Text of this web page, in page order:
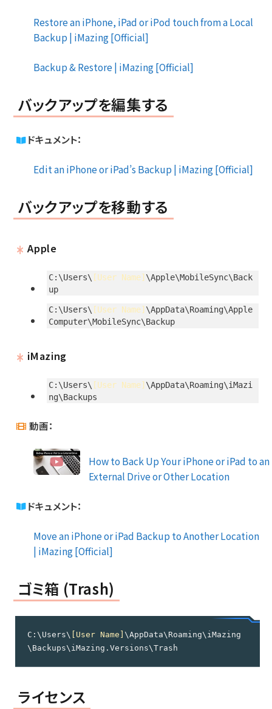
Restore an iPhone, iPad or iPod touch from a Local
Backup | iMazing [Official]
Backup & Restore | iMazing [Official]
バックアップを編集する
ドキュメント：
Edit an iPhone or iPad’s Backup | iMazing [Official]
バックアップを移動する
Apple
C:\Users\ [User Name] \Apple\MobileSync\Back
up
C:\Users\ [User Name] \AppData\Roaming\Apple
Computer\MobileSync\Backup
iMazing
C:\Users\ [User Name] \AppData\Roaming\iMazi
ng\Backups
動画：
How to Back Up Your iPhone or iPad to an
External Drive or Other Location
ドキュメント：
Move an iPhone or iPad Backup to Another Location
| iMazing [Official]
ゴミ箱 (Trash)
C:\Users\ [User Name] \AppData\Roaming\iMazing
\Backups\iMazing.Versions\Trash
ライセンス